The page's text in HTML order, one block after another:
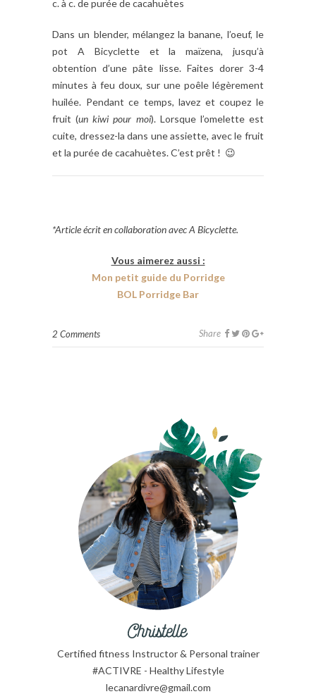
c. à c. de purée de cacahuètes
Dans un blender, mélangez la banane, l’oeuf, le
pot A Bicyclette et la maïzena, jusqu’à
obtention d’une pâte lisse. Faites dorer 3-4
minutes à feu doux, sur une poêle légèrement
huilée. Pendant ce temps, lavez et coupez le
fruit (un kiwi pour moi). Lorsque l’omelette est
cuite, dressez-la dans une assiette, avec le fruit
et la purée de cacahuètes. C’est prêt ! 😉
*Article écrit en collaboration avec A Bicyclette.
Vous aimerez aussi :
Mon petit guide du Porridge
BOL Porridge Bar
2 Comments Share
Certified fitness Instructor & Personal trainer
#ACTIVRE - Healthy Lifestyle
lecanardivre@gmail.com